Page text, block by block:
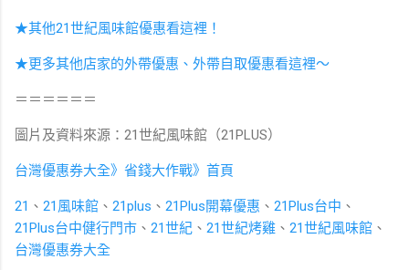
★其他21世紀風味館優惠看這裡！
★更多其他店家的外帶優惠、外帶自取優惠看這裡～
＝＝＝＝＝＝
圖片及資料來源：21世紀風味館（21PLUS）
台灣優惠券大全》省錢大作戰》首頁
21 、 21風味館 、 21plus 、 21Plus開幕優惠 、 21Plus台中 、
21Plus台中健行門市 、 21世紀 、 21世紀烤雞 、 21世紀風味館 、
台灣優惠券大全